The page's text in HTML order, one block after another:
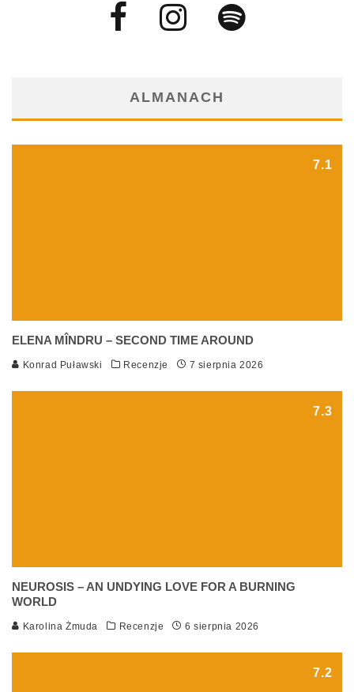
ALMANACH
7.1
ELENA MÎNDRU – SECOND TIME AROUND
Konrad Puławski Recenzje 7 sierpnia 2026
7.3
NEUROSIS – AN UNDYING LOVE FOR A BURNING
WORLD
Karolina Żmuda Recenzje 6 sierpnia 2026
7.2